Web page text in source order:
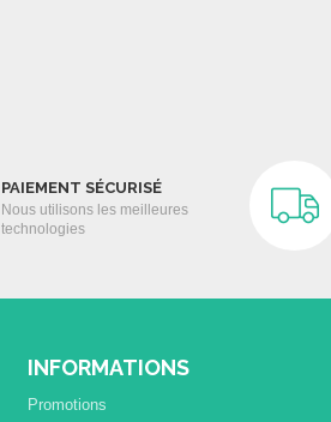
PAIEMENT SÉCURISÉ
Nous utilisons les meilleures
technologies
INFORMATIONS
Promotions